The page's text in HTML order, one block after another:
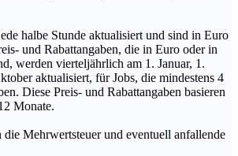
halbe Stunde aktualisiert und sind in Euro
und Rabattangaben, die in Euro oder in
werden vierteljährlich am 1. Januar, 1.
aktualisiert, für Jobs, die mindestens 4
Diese Preis- und Rabattangaben basieren
Monate.
Mehrwertsteuer und eventuell anfallende